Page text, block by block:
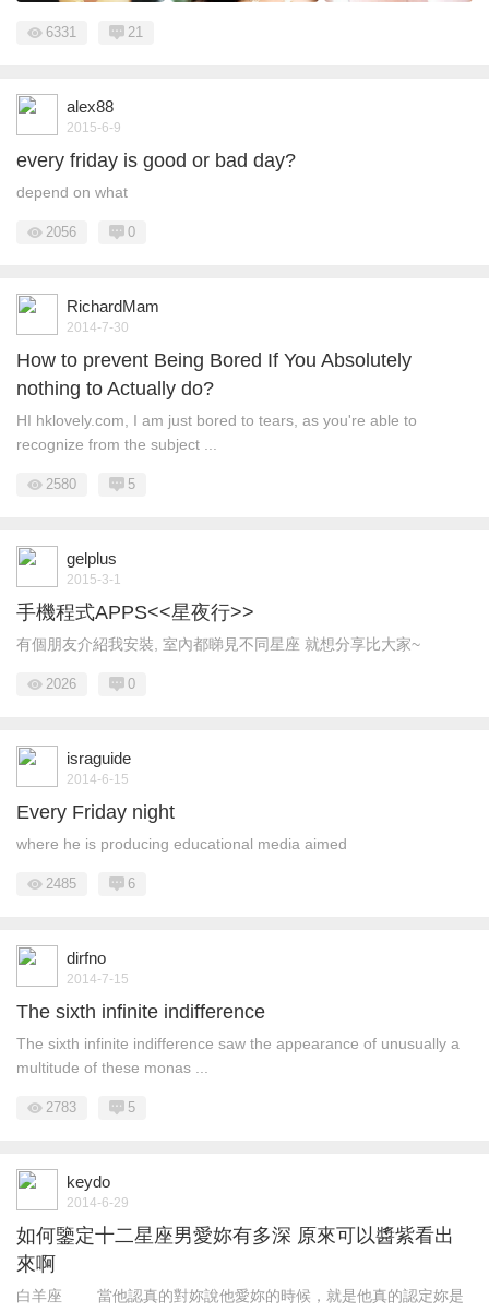
6331 21
alex88
2015-6-9
every friday is good or bad day?
depend on what
2056 0
RichardMam
2014-7-30
How to prevent Being Bored If You Absolutely
nothing to Actually do?
HI hklovely.com, I am just bored to tears, as you're able to
recognize from the subject ...
2580 5
gelplus
2015-3-1
手機程式APPS<<星夜行>>
有個朋友介紹我安裝, 室內都睇見不同星座 就想分享比大家~
2026 0
israguide
2014-6-15
Every Friday night
where he is producing educational media aimed
2485 6
dirfno
2014-7-15
The sixth infinite indifference
The sixth infinite indifference saw the appearance of unusually a
multitude of these monas ...
2783 5
keydo
2014-6-29
如何鑒定十二星座男愛妳有多深 原來可以醬紫看出
來啊
白羊座 當他認真的對妳說他愛妳的時候，就是他真的認定妳是